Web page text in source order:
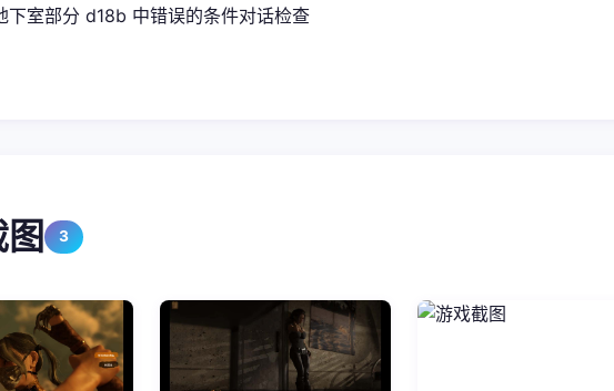
下室部分 d18b 中错误的条件对话检查
3